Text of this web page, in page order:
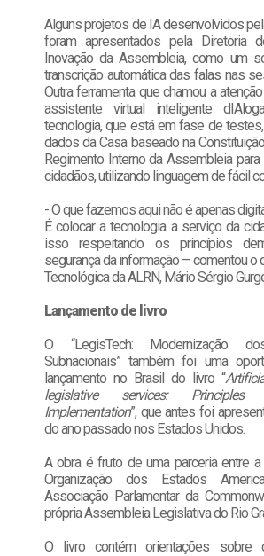
Alguns projetos de IA desenvolvidos
foram apresentados pela Diretoria
Inovação da Assembleia, como um
transcrição automática das falas nas
Outra ferramenta que chamou a
assistente virtual inteligente
tecnologia, que está em fase de
dados da Casa baseado na
Regimento Interno da Assembleia
cidadãos, utilizando linguagem de fácil
- O que fazemos aqui não é apenas
É colocar a tecnologia a serviço da
isso respeitando os princípios
segurança da informação – comentou o
Tecnológica da ALRN, Mário Sérgio
Lançamento de livro
O “LegisTech: Modernização
Subnacionais” também foi uma
lançamento no Brasil do livro “
legislative services:
Implementation”, que antes foi
do ano passado nos Estados Unidos.
A obra é fruto de uma parceria entre a
Organização dos Estados
Associação Parlamentar da
própria Assembleia Legislativa do Rio
O livro contém orientações sobre